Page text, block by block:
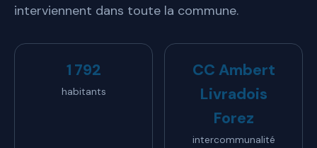
interviennent dans toute la commune.
1 792
habitants
CC Ambert
Livradois
Forez
intercommunalité